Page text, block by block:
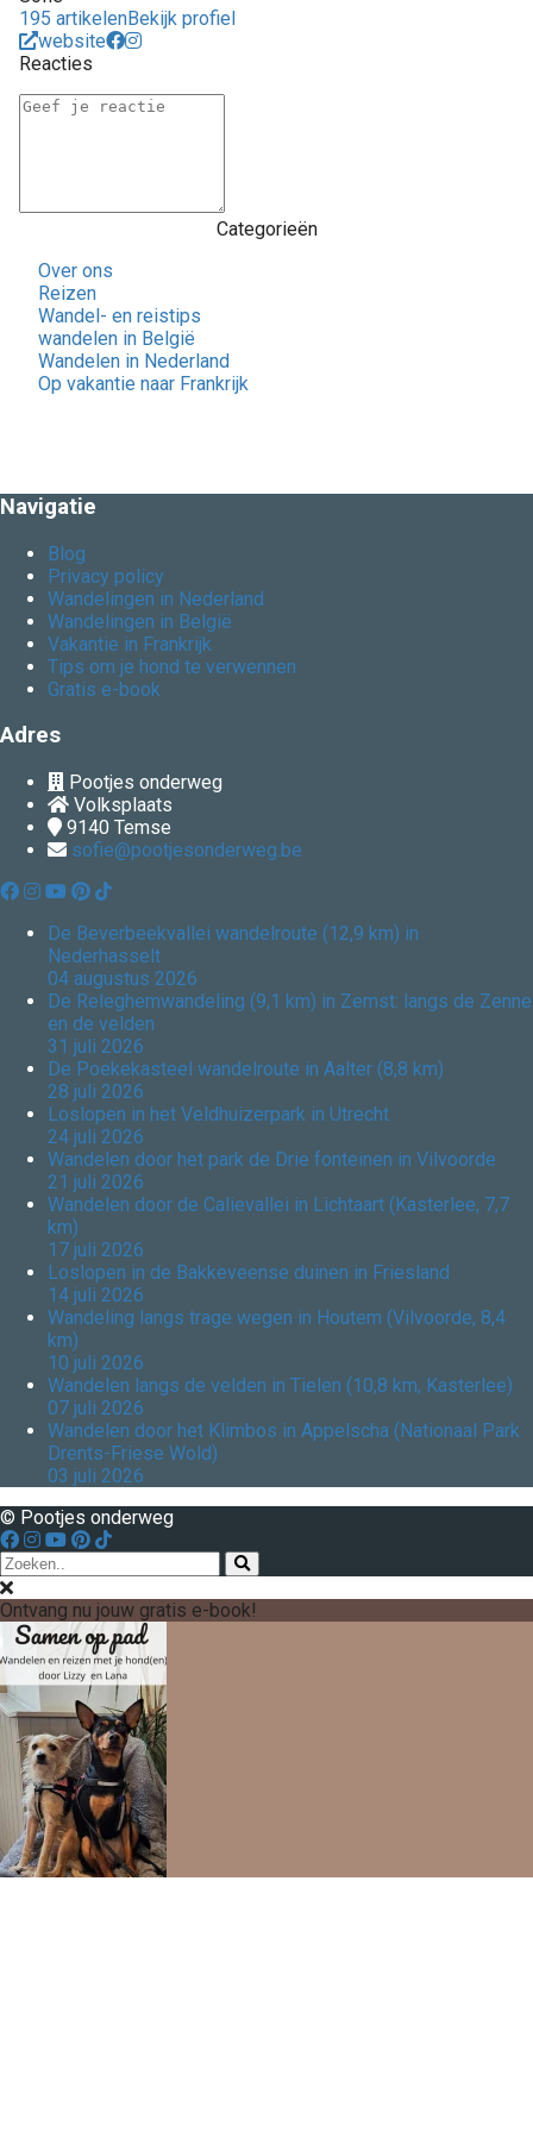
195 artikelenBekijk profiel
website
Reacties
Categorieën
Over ons
Reizen
Wandel- en reistips
wandelen in België
Wandelen in Nederland
Op vakantie naar Frankrijk
Navigatie
Blog
Privacy policy
Wandelingen in Nederland
Wandelingen in België
Vakantie in Frankrijk
Tips om je hond te verwennen
Gratis e-book
Adres
Pootjes onderweg
Volksplaats
9140 Temse
sofie@pootjesonderweg.be
De Beverbeekvallei wandelroute (12,9 km) in
Nederhasselt
04 augustus 2026
De Releghemwandeling (9,1 km) in Zemst: langs de Zenne
en de velden
31 juli 2026
De Poekekasteel wandelroute in Aalter (8,8 km)
28 juli 2026
Loslopen in het Veldhuizerpark in Utrecht
24 juli 2026
Wandelen door het park de Drie fonteinen in Vilvoorde
21 juli 2026
Wandelen door de Calievallei in Lichtaart (Kasterlee, 7,7
km)
17 juli 2026
Loslopen in de Bakkeveense duinen in Friesland
14 juli 2026
Wandeling langs trage wegen in Houtem (Vilvoorde, 8,4
km)
10 juli 2026
Wandelen langs de velden in Tielen (10,8 km, Kasterlee)
07 juli 2026
Wandelen door het Klimbos in Appelscha (Nationaal Park
Drents-Friese Wold)
03 juli 2026
© Pootjes onderweg
Ontvang nu jouw gratis e-book!